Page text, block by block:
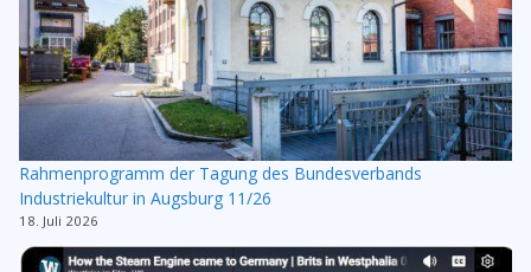
Rahmenprogramm der Tagung des Bundesverbands
Industriekultur in Augsburg 11/26
18. Juli 2026